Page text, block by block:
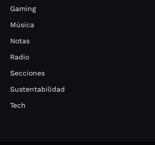
Gaming
Música
Notas
Radio
Secciones
Sustentabilidad
Tech